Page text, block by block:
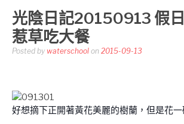
光陰日記20150913 假
惹草吃大餐
Posted by waterschool on 2015-09-13
好想摘下正開著黃花美麗的樹蘭，但是花